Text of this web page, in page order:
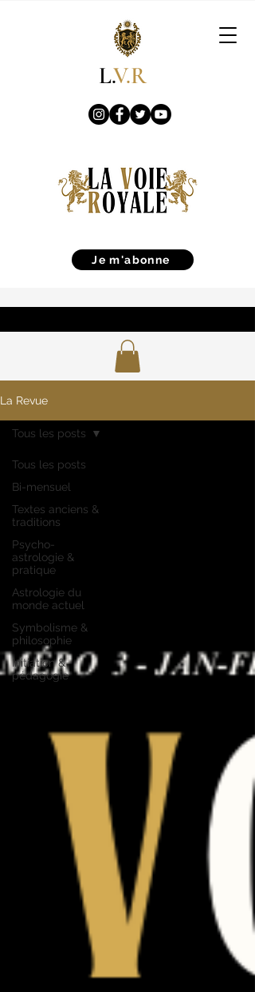
L.V.R
Je m'abonne
La Revue
Tous les posts
Bi-mensuel
Textes anciens &
traditions
Psycho-
astrologie &
pratique
Astrologie du
monde actuel
Symbolisme &
philosophie
Initiation &
pédagogie
Tous les posts